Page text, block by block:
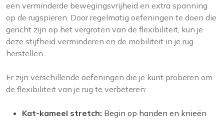
een verminderde bewegingsvrijheid en extra spanning
op de rugspieren. Door regelmatig oefeningen te doen die
gericht zijn op het vergroten van de flexibiliteit, kun je
deze stijfheid verminderen en de mobiliteit in je rug
herstellen.
Er zijn verschillende oefeningen die je kunt proberen om
de flexibiliteit van je rug te verbeteren:
Kat-kameel stretch: Begin op handen en knieën